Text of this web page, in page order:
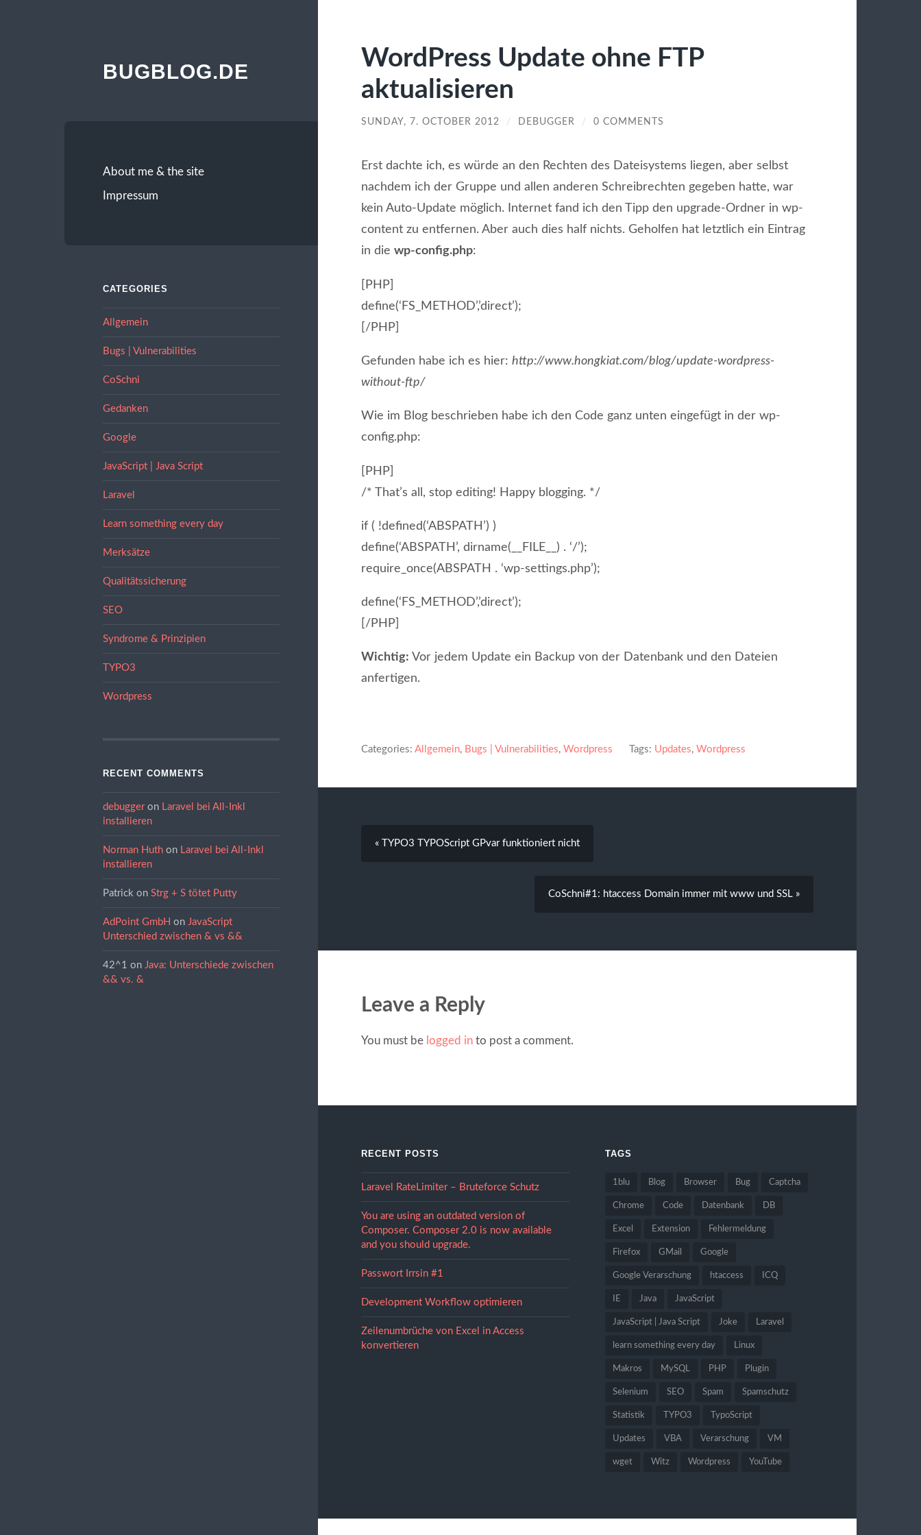
BUGBLOG.DE
About me & the site
Impressum
CATEGORIES
Allgemein
Bugs | Vulnerabilities
CoSchni
Gedanken
Google
JavaScript | Java Script
Laravel
Learn something every day
Merksätze
Qualitätssicherung
SEO
Syndrome & Prinzipien
TYPO3
Wordpress
RECENT COMMENTS
debuggeron Laravel bei All-Inkl
installieren
Norman Huthon Laravel bei All-Inkl
installieren
Patrick on Strg + S tötet Putty
AdPoint GmbH on JavaScript
Unterschied zwischen & vs &&
42^1 on Java: Unterschiede zwischen
&& vs. &
WordPress Update ohne FTP
aktualisieren
SUNDAY, 7. OCTOBER 2012 / DEBUGGER / 0 COMMENTS
Erst dachte ich, es würde an den Rechten des Dateisystems liegen, aber selbst
nachdem ich der Gruppe und allen anderen Schreibrechten gegeben hatte, war
kein Auto-Update möglich. Internet fand ich den Tipp den upgrade-Ordner in wp-
content zu entfernen. Aber auch dies half nichts. Geholfen hat letztlich ein Eintrag
in die wp-config.php:
[PHP]
define(‘FS_METHOD’,’direct’);
[/PHP]
Gefunden habe ich es hier: http://www.hongkiat.com/blog/update-wordpress-
without-ftp/
Wie im Blog beschrieben habe ich den Code ganz unten eingefügt in der wp-
config.php:
[PHP]
/* That’s all, stop editing! Happy blogging. */
if ( !defined(‘ABSPATH’) )
define(‘ABSPATH’, dirname(__FILE__) . ‘/’);
require_once(ABSPATH . ‘wp-settings.php’);
define(‘FS_METHOD’,’direct’);
[/PHP]
Wichtig: Vor jedem Update ein Backup von der Datenbank und den Dateien
anfertigen.
Categories: Allgemein, Bugs | Vulnerabilities, Wordpress Tags: Updates, Wordpress
« TYPO3 TYPOScript GPvar funktioniert nicht
CoSchni#1: htaccess Domain immer mit www und SSL »
Leave a Reply
You must be logged into post a comment.
RECENT POSTS
Laravel RateLimiter – Bruteforce Schutz
You are using an outdated version of
Composer. Composer 2.0 is now available
and you should upgrade.
Passwort Irrsin #1
Development Workflow optimieren
Zeilenumbrüche von Excel in Access
konvertieren
TAGS
1blu Blog Browser Bug Captcha
Chrome Code Datenbank DB
Excel Extension Fehlermeldung
Firefox GMail Google
Google Verarschung htaccess ICQ
IE Java JavaScript
JavaScript | Java Script Joke Laravel
learn something every day Linux
Makros MySQL PHP Plugin
Selenium SEO Spam Spamschutz
Statistik TYPO3 TypoScript
Updates VBA Verarschung VM
wget Witz Wordpress YouTube